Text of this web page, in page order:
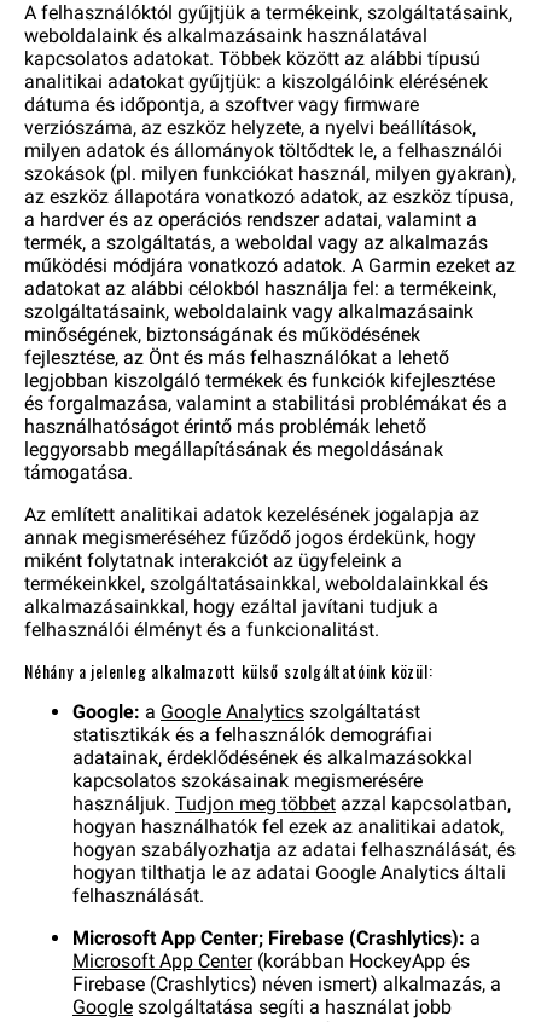
A felhasználóktól gyűjtjük a termékeink, szolgáltatásaink,
weboldalaink és alkalmazásaink használatával
kapcsolatos adatokat. Többek között az alábbi típusú
analitikai adatokat gyűjtjük: a kiszolgálóink elérésének
dátuma és időpontja, a szoftver vagy firmware
verziószáma, az eszköz helyzete, a nyelvi beállítások,
milyen adatok és állományok töltődtek le, a felhasználói
szokások (pl. milyen funkciókat használ, milyen gyakran),
az eszköz állapotára vonatkozó adatok, az eszköz típusa,
a hardver és az operációs rendszer adatai, valamint a
termék, a szolgáltatás, a weboldal vagy az alkalmazás
működési módjára vonatkozó adatok. A Garmin ezeket az
adatokat az alábbi célokból használja fel: a termékeink,
szolgáltatásaink, weboldalaink vagy alkalmazásaink
minőségének, biztonságának és működésének
fejlesztése, az Önt és más felhasználókat a lehető
legjobban kiszolgáló termékek és funkciók kifejlesztése
és forgalmazása, valamint a stabilitási problémákat és a
használhatóságot érintő más problémák lehető
leggyorsabb megállapításának és megoldásának
támogatása.
Az említett analitikai adatok kezelésének jogalapja az
annak megismeréséhez fűződő jogos érdekünk, hogy
miként folytatnak interakciót az ügyfeleink a
termékeinkkel, szolgáltatásainkkal, weboldalainkkal és
alkalmazásainkkal, hogy ezáltal javítani tudjuk a
felhasználói élményt és a funkcionalitást.
Néhány a jelenleg alkalmazott külső szolgáltatóink közül:
Google: a Google Analytics szolgáltatást
statisztikák és a felhasználók demográfiai
adatainak, érdeklődésének és alkalmazásokkal
kapcsolatos szokásainak megismerésére
használjuk. Tudjon meg többet azzal kapcsolatban,
hogyan használhatók fel ezek az analitikai adatok,
hogyan szabályozhatja az adatai felhasználását, és
hogyan tilthatja le az adatai Google Analytics általi
felhasználását.
Microsoft App Center; Firebase (Crashlytics): a
Microsoft App Center(korábban HockeyApp és
Firebase (Crashlytics) néven ismert) alkalmazás, a
Google szolgáltatása segíti a használat jobb